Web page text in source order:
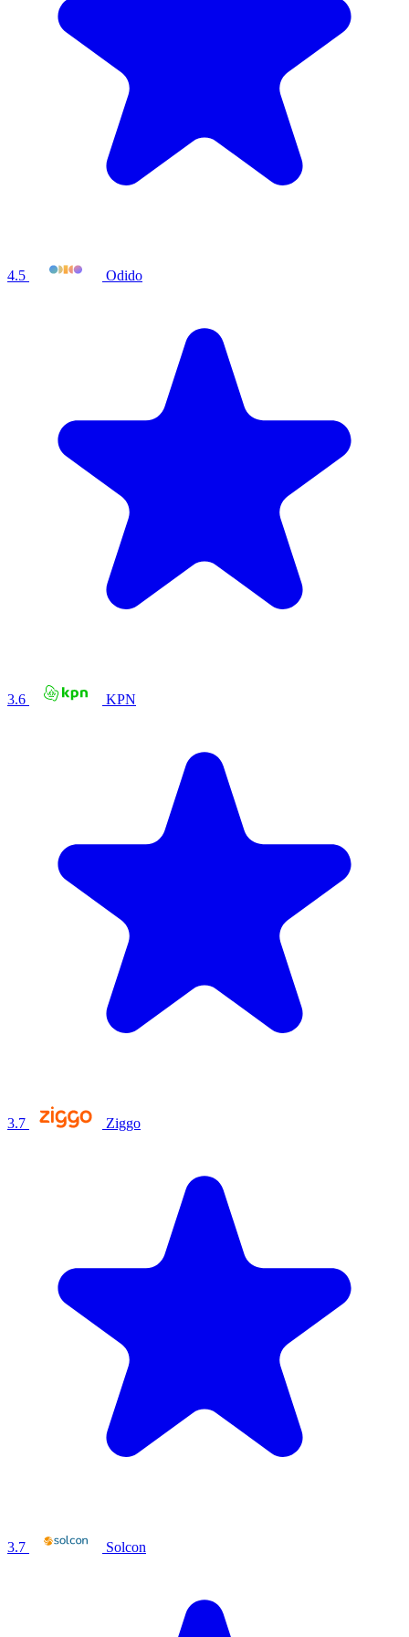
4.5 Odido
3.6 KPN
3.7 Ziggo
3.7 Solcon